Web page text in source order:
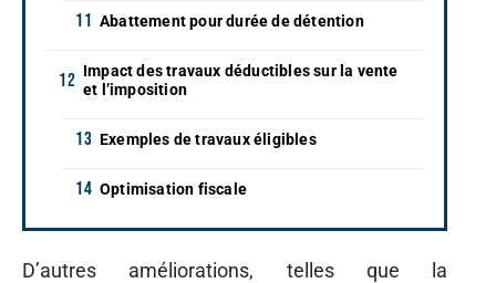
Abattement pour durée de détention
Impact des travaux déductibles sur la vente
et l’imposition
Exemples de travaux éligibles
Optimisation fiscale
D’autres améliorations, telles que la